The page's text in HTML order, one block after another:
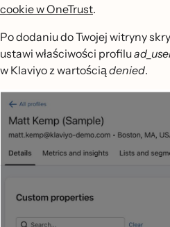
cookie w OneTrust.
Po dodaniu do Twojej witryny
ustawi właściwości profilu
w Klaviyo z wartością denied.